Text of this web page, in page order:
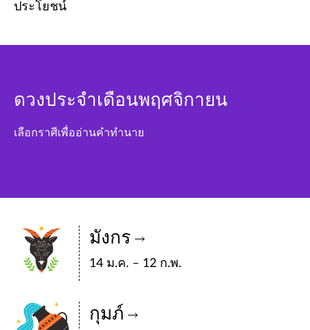
ประโยชน์
ดวงประจำเดือนพฤศจิกายน
เลือกราศีเพื่ออ่านคำทำนาย
มังกร
14 ม.ค. – 12 ก.พ.
กุมภ์